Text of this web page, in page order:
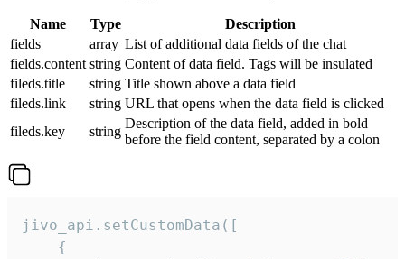
Name Type
Description
fields
array List of additional data fields of the chat
fields.content string Content of data field. Tags will be insulated
fileds.title
string Title shown above a data field
fileds.link
string URL that opens when the data field is clicked
fileds.key
string
Description of the data field, added in bold
before the field content, separated by a colon
jivo_api.setCustomData([
    {